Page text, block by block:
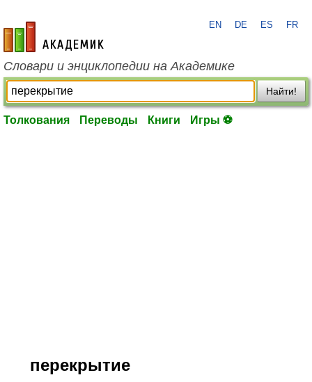
academic.ru
EN DE ES FR
Словари и энциклопедии на Академике
Найти!
Толкования Переводы Книги Игры ⚽
перекрытие